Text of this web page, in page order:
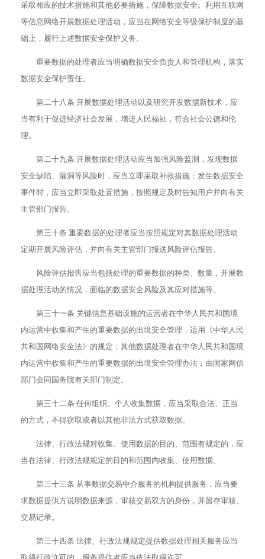
采取相应的技术措施和其他必要措施，保障数据安全。利用互联网
等信息网络开展数据处理活动，应当在网络安全等级保护制度的基
础上，履行上述数据安全保护义务。
重要数据的处理者应当明确数据安全负责人和管理机构，落实
数据安全保护责任。
第二十八条 开展数据处理活动以及研究开发数据新技术，应
当有利于促进经济社会发展，增进人民福祉，符合社会公德和伦
理。
第二十九条 开展数据处理活动应当加强风险监测，发现数据
安全缺陷、漏洞等风险时，应当立即采取补救措施；发生数据安全
事件时，应当立即采取处置措施，按照规定及时告知用户并向有关
主管部门报告。
第三十条 重要数据的处理者应当按照规定对其数据处理活动
定期开展风险评估，并向有关主管部门报送风险评估报告。
风险评估报告应当包括处理的重要数据的种类、数量，开展数
据处理活动的情况，面临的数据安全风险及其应对措施等。
第三十一条 关键信息基础设施的运营者在中华人民共和国境
内运营中收集和产生的重要数据的出境安全管理，适用《中华人民
共和国网络安全法》的规定；其他数据处理者在中华人民共和国境
内运营中收集和产生的重要数据的出境安全管理办法，由国家网信
部门会同国务院有关部门制定。
第三十二条 任何组织、个人收集数据，应当采取合法、正当
的方式，不得窃取或者以其他非法方式获取数据。
法律、行政法规对收集、使用数据的目的、范围有规定的，应
当在法律、行政法规规定的目的和范围内收集、使用数据。
第三十三条 从事数据交易中介服务的机构提供服务，应当要
求数据提供方说明数据来源，审核交易双方的身份，并留存审核、
交易记录。
第三十四条 法律、行政法规规定提供数据处理相关服务应当